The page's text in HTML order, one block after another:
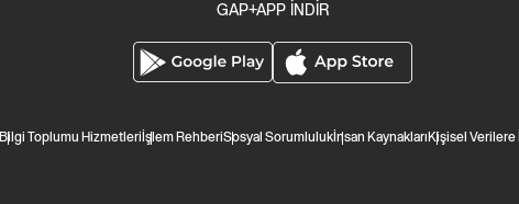
GAP+APP İNDİR
Bilgi Toplumu Hizmetleri İşlem RehberiSosyal Sorumlulukİnsan Kaynakları Kişisel Verilere